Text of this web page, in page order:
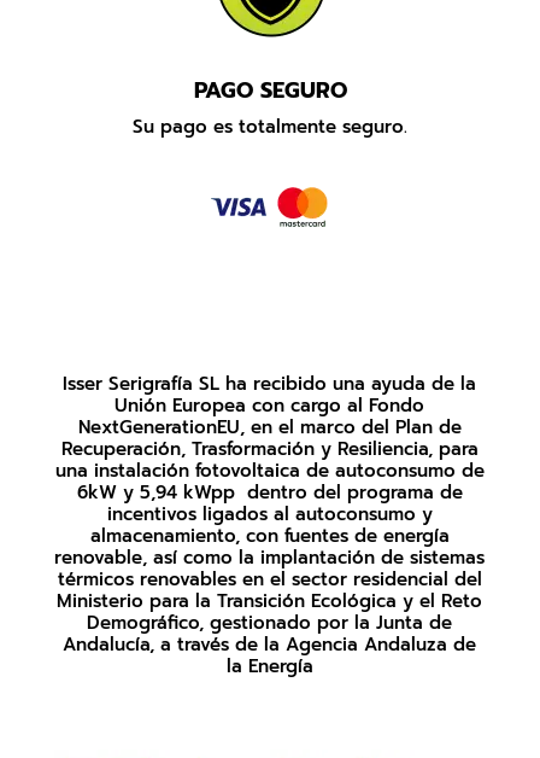
PAGO SEGURO
Su pago es totalmente seguro.
Isser Serigrafía SL ha recibido una ayuda de la
Unión Europea con cargo al Fondo
NextGenerationEU, en el marco del Plan de
Recuperación, Trasformación y Resiliencia, para
una instalación fotovoltaica de autoconsumo de
6kW y 5,94 kWpp dentro del programa de
incentivos ligados al autoconsumo y
almacenamiento, con fuentes de energía
renovable, así como la implantación de sistemas
térmicos renovables en el sector residencial del
Ministerio para la Transición Ecológica y el Reto
Demográfico, gestionado por la Junta de
Andalucía, a través de la Agencia Andaluza de
la Energía